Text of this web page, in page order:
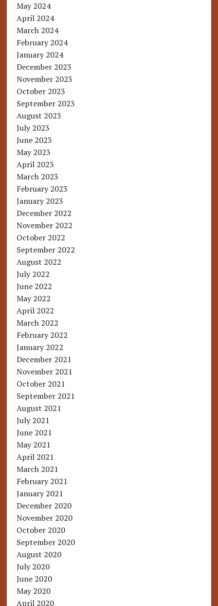
May 2024
April 2024
March 2024
February 2024
January 2024
December 2023
November 2023
October 2023
September 2023
August 2023
July 2023
June 2023
May 2023
April 2023
March 2023
February 2023
January 2023
December 2022
November 2022
October 2022
September 2022
August 2022
July 2022
June 2022
May 2022
April 2022
March 2022
February 2022
January 2022
December 2021
November 2021
October 2021
September 2021
August 2021
July 2021
June 2021
May 2021
April 2021
March 2021
February 2021
January 2021
December 2020
November 2020
October 2020
September 2020
August 2020
July 2020
June 2020
May 2020
April 2020